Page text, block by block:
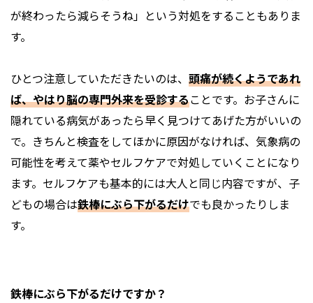
が終わったら減らそうね」という対処をすることもありま
す。
ひとつ注意していただきたいのは、 頭痛が続くようであれ
ば、やはり脳の専門外来を受診することです。お子さんに
隠れている病気があったら早く見つけてあげた方がいいの
で。きちんと検査をしてほかに原因がなければ、気象病の
可能性を考えて薬やセルフケアで対処していくことになり
ます。セルフケアも基本的には大人と同じ内容ですが、子
どもの場合は鉄棒にぶら下がるだけでも良かったりしま
す。
――鉄棒にぶら下がるだけですか？